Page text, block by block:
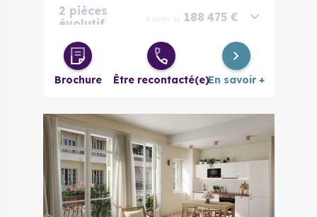
2 pièces
évolutif
à partir de 188 475 €
3 pièces à partir de 201 783 €
Brochure Être recontacté(e)En savoir +